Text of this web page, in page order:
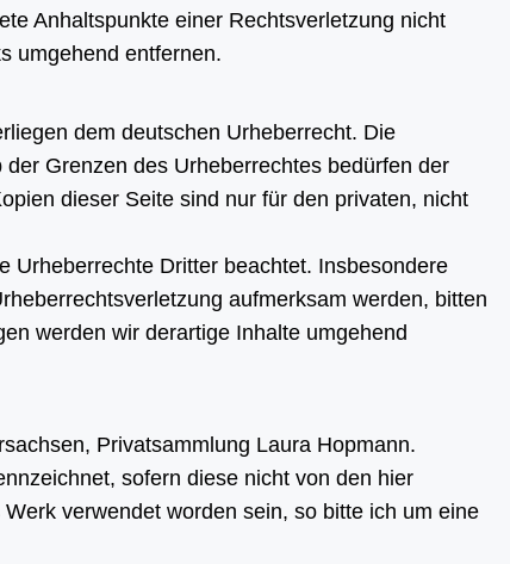
Anhaltspunkte einer Rechtsverletzung nicht
umgehend entfernen.
dem deutschen Urheberrecht. Die
Grenzen des Urheberrechtes bedürfen der
dieser Seite sind nur für den privaten, nicht
Urheberrechte Dritter beachtet. Insbesondere
aufmerksam werden, bitten
werden wir derartige Inhalte umgehend
Privatsammlung Laura Hopmann.
sofern diese nicht von den hier
verwendet worden sein, so bitte ich um eine